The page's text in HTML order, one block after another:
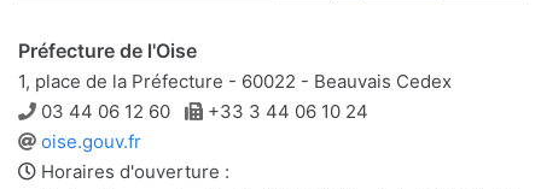
Préfecture de l'Oise
1, place de la Préfecture - 60022 - Beauvais Cedex
Téléphone
03 44 06 12 60 Télécopie
+33 3 44 06 10 24
Site
web
oise.gouv.fr
Horaires d'ouverture :